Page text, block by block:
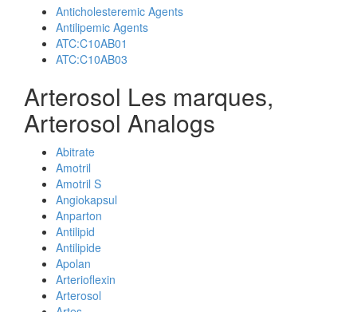
Anticholesteremic Agents
Antilipemic Agents
ATC:C10AB01
ATC:C10AB03
Arterosol Les marques,
Arterosol Analogs
Abitrate
Amotril
Amotril S
Angiokapsul
Anparton
Antilipid
Antilipide
Apolan
Arterioflexin
Arterosol